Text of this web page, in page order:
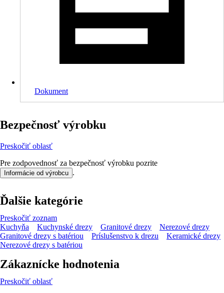
Dokument
Bezpečnosť výrobku
Preskočiť oblasť
Pre zodpovednosť za bezpečnosť výrobku pozrite
Informácie od výrobcu .
Ďalšie kategórie
Preskočiť zoznam
Kuchyňa
Kuchynské drezy Granitové drezy
Nerezové drezy
Granitové drezy s batériou
Príslušenstvo k drezu
Keramické drezy
Nerezové drezy s batériou
Zákaznícke hodnotenia
Preskočiť oblasť